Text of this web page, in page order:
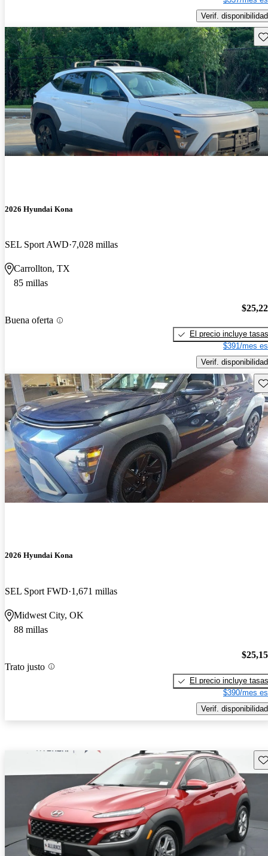
Verif. disponibilidad
2026 Hyundai Kona
SEL Sport AWD 7,028 millas
Carrollton, TX
85 millas
Buena oferta
El precio incluye tasas
$391/mes
Verif. disponibilidad
2026 Hyundai Kona
SEL Sport FWD 1,671 millas
Midwest City, OK
88 millas
Trato justo
El precio incluye tasas
$390/mes
Verif. disponibilidad